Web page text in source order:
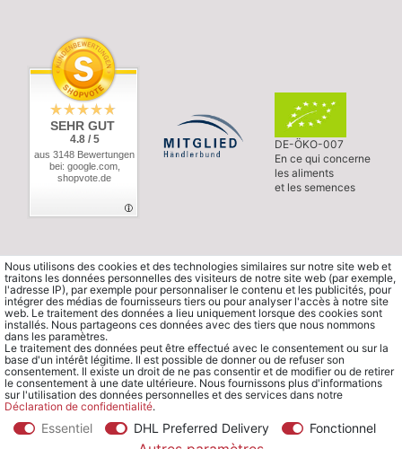
SEHR GUT
4.8 / 5
aus 3148 Bewertungen
bei: google.com,
shopvote.de
DE-ÖKO-007
En ce qui concerne
les aliments
et les semences
© Copyright 2026 Waldorfshop Tous droits réservés.
Nous utilisons des cookies et des technologies similaires sur notre site web et
traitons les données personnelles des visiteurs de notre site web (par exemple,
l'adresse IP), par exemple pour personnaliser le contenu et les publicités, pour
intégrer des médias de fournisseurs tiers ou pour analyser l'accès à notre site
web. Le traitement des données a lieu uniquement lorsque des cookies sont
installés. Nous partageons ces données avec des tiers que nous nommons
dans les paramètres.
Le traitement des données peut être effectué avec le consentement ou sur la
base d'un intérêt légitime. Il est possible de donner ou de refuser son
consentement. Il existe un droit de ne pas consentir et de modifier ou de retirer
le consentement à une date ultérieure. Nous fournissons plus d'informations
sur l'utilisation des données personnelles et des services dans notre
Déclaration de confidentialité.
Essentiel DHL Preferred Delivery Fonctionnel